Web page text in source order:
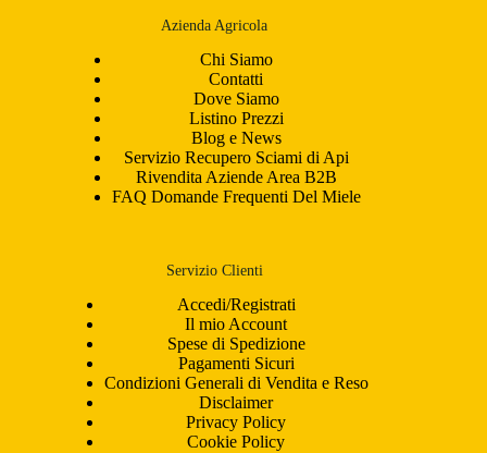
Azienda Agricola
Chi Siamo
Contatti
Dove Siamo
Listino Prezzi
Blog e News
Servizio Recupero Sciami di Api
Rivendita Aziende Area B2B
FAQ Domande Frequenti Del Miele
Servizio Clienti
Accedi/Registrati
Il mio Account
Spese di Spedizione
Pagamenti Sicuri
Condizioni Generali di Vendita e Reso
Disclaimer
Privacy Policy
Cookie Policy